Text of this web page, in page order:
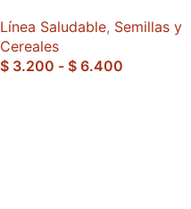
Línea Saludable, Semillas y
Cereales
$ 3.200 - $ 6.400